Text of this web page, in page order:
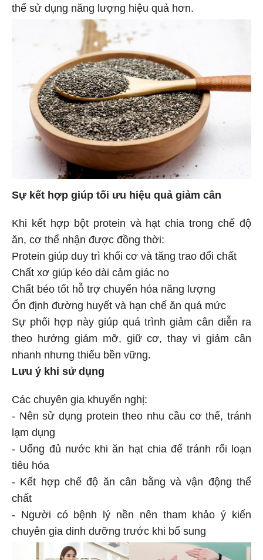
thể sử dụng năng lượng hiệu quả hơn.
Sự kết hợp giúp tối ưu hiệu quả giảm cân
Khi kết hợp bột protein và hạt chia trong chế độ
ăn, cơ thể nhận được đồng thời:
Protein giúp duy trì khối cơ và tăng trao đổi chất
Chất xơ giúp kéo dài cảm giác no
Chất béo tốt hỗ trợ chuyển hóa năng lượng
Ổn định đường huyết và hạn chế ăn quá mức
Sự phối hợp này giúp quá trình giảm cân diễn ra
theo hướng giảm mỡ, giữ cơ, thay vì giảm cân
nhanh nhưng thiếu bền vững.
Lưu ý khi sử dụng
Các chuyên gia khuyến nghị:
- Nên sử dụng protein theo nhu cầu cơ thể, tránh
lạm dụng
- Uống đủ nước khi ăn hạt chia để tránh rối loạn
tiêu hóa
- Kết hợp chế độ ăn cân bằng và vận động thể
chất
- Người có bệnh lý nền nên tham khảo ý kiến
chuyên gia dinh dưỡng trước khi bổ sung